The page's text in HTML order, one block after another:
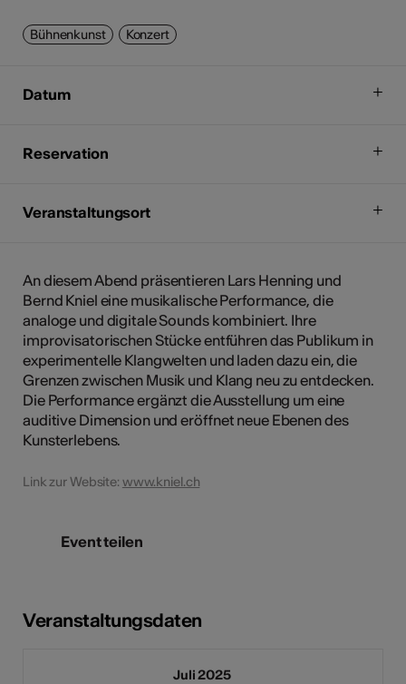
Bühnenkunst Konzert
Datum
Reservation
Veranstaltungsort
An diesem Abend präsentieren Lars Henning und
Bernd Kniel eine musikalische Performance, die
analoge und digitale Sounds kombiniert. Ihre
improvisatorischen Stücke entführen das Publikum in
experimentelle Klangwelten und laden dazu ein, die
Grenzen zwischen Musik und Klang neu zu entdecken.
Die Performance ergänzt die Ausstellung um eine
auditive Dimension und eröffnet neue Ebenen des
Kunsterlebens.
Link zur Website: www.kniel.ch
Event teilen
Veranstaltungsdaten
Juli 2025